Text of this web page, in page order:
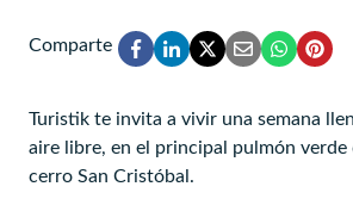
Comparte
Turistik te invita a vivir una semana
aire libre, en el principal pulmón verde
cerro San Cristóbal.